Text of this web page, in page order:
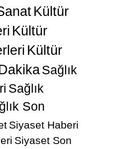
Kültür
Kültür
Kültür
Sağlık
Sağlık
Son
Siyaset Haberi
Siyaset Son